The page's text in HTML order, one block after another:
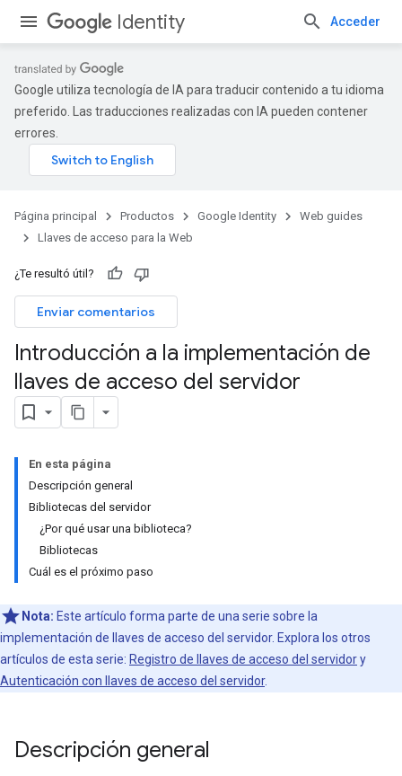
Identity Acceder
Google utiliza tecnología de IA para traducir contenido a tu idioma
preferido. Las traducciones realizadas con IA pueden contener
errores.
Página principal Productos Google Identity
Web guides
Llaves de acceso para la Web
¿Te resultó útil?
Enviar comentarios
Introducción a la implementación de
llaves de acceso del servidor
En esta página
Descripción general
Bibliotecas del servidor
¿Por qué usar una biblioteca?
Bibliotecas
Cuál es el próximo paso
Nota: Este artículo forma parte de una serie sobre la
implementación de llaves de acceso del servidor. Explora los otros
artículos de esta serie: Registro de llaves de acceso del servidory
Autenticación con llaves de acceso del servidor.
Descripción general